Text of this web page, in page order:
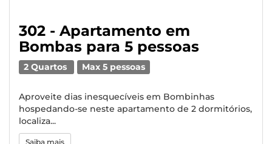
302 - Apartamento em
Bombas para 5 pessoas
2 Quartos Max 5 pessoas
Aproveite dias inesquecíveis em Bombinhas
hospedando-se neste apartamento de 2 dormitórios,
localiza...
Saiba mais